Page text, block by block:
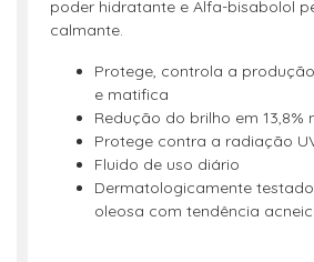
poder hidratante e Alfa-bisabolol
calmante.
Protege, controla a
e matifica
Redução do brilho em 13,8%
Protege contra a radiação
Fluido de uso diário
Dermatologicamente
oleosa com tendência